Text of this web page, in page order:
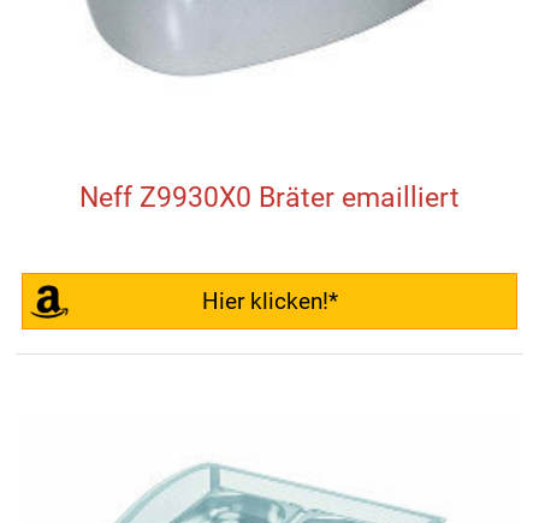
Neff Z9930X0 Bräter emailliert
Hier klicken!*